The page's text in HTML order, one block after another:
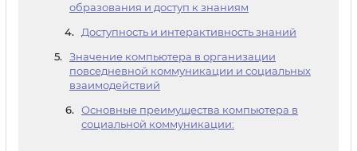
образования и доступ к знаниям
Доступность и интерактивность знаний
Значение компьютера в организации
повседневной коммуникации и социальных
взаимодействий
Основные преимущества компьютера в
социальной коммуникации: